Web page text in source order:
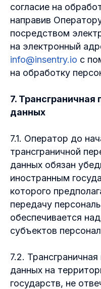
согласие на
направив
посредством
на электронный
info@insentry.io с
на обработку
7.
данных
7.1. Оператор до
трансграничной
данных обязан
иностранным
которого
передачу
обеспечивается
субъектов
7.2.
данных на
государств, не